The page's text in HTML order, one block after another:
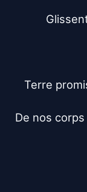
Terre
De nos